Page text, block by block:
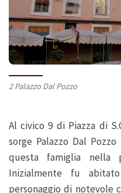
2 Palazzo Dal Pozzo
Al civico 9 di Piazza di
sorge Palazzo Dal Pozzo
questa famiglia nella
Inizialmente fu
personaggio di notevole